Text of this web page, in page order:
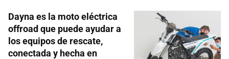
Dayna es la moto eléctrica
offroad que puede ayudar a
los equipos de rescate,
conectada y hecha en